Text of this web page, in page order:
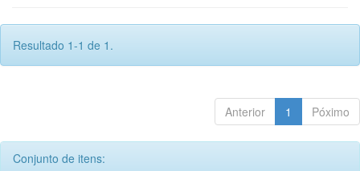
Resultado 1-1 de 1.
Anterior 1 Póximo
Conjunto de itens: